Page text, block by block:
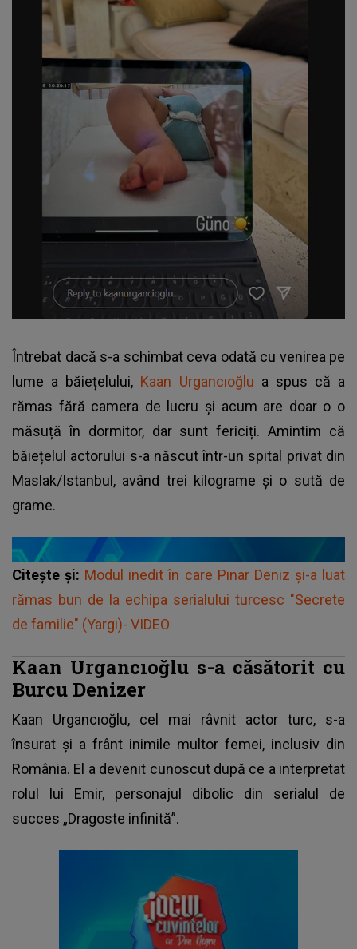
Întrebat dacă s-a schimbat ceva odată cu venirea pe
lume a băiețelului, Kaan Urgancıoğlu a spus că a
rămas fără camera de lucru și acum are doar o o
măsuță în dormitor, dar sunt fericiți. Amintim că
băiețelul actorului s-a născut într-un spital privat din
Maslak/Istanbul, având trei kilograme și o sută de
grame.
Citește și: Modul inedit în care Pınar Deniz și-a luat
rămas bun de la echipa serialului turcesc "Secrete
de familie" (Yargı)- VIDEO
Kaan Urgancıoğlu s-a căsătorit cu
Burcu Denizer
Kaan Urgancıoğlu, cel mai râvnit actor turc, s-a
însurat şi a frânt inimile multor femei, inclusiv din
România. El a devenit cunoscut după ce a interpretat
rolul lui Emir, personajul dibolic din serialul de
succes „Dragoste infinită”.